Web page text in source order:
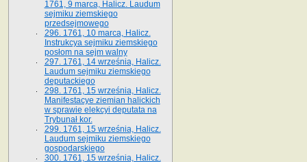
1761, 9 marca, Halicz. Laudum
sejmiku ziemskiego
przedsejmowego
296. 1761, 10 marca, Halicz.
Instrukcya sejmiku ziemskiego
posłom na sejm walny
297. 1761, 14 września, Halicz.
Laudum sejmiku ziemskiego
deputackiego
298. 1761, 15 września, Halicz.
Manifestacye ziemian halickich
w sprawie elekcyi deputata na
Trybunał kor.
299. 1761, 15 września, Halicz.
Laudum sejmiku ziemskiego
gospodarskiego
300. 1761, 15 września, Halicz.